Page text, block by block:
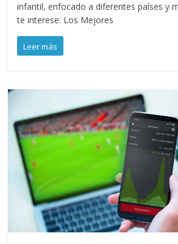
infantil, enfocado a diferentes países y
te interese: Los Mejores
Leer más